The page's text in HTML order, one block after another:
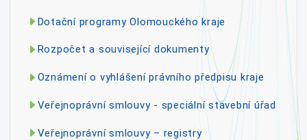
Dotační programy Olomouckého kraje
Rozpočet a související dokumenty
Oznámení o vyhlášení právního předpisu kraje
Veřejnoprávní smlouvy - speciální stavební úřad
Veřejnoprávní smlouvy – registry